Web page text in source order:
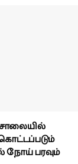
நோய் பரவும்